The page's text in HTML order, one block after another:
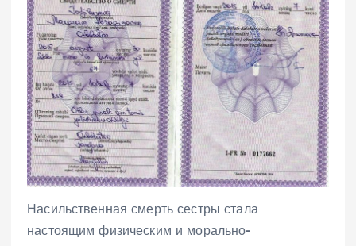
Насильственная смерть сестры стала
настоящим физическим и морально-